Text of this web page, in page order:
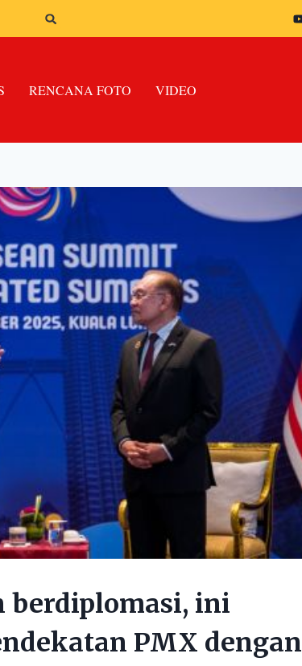
RENCANA FOTO VIDEO
berdiplomasi, ini
PMX dengan